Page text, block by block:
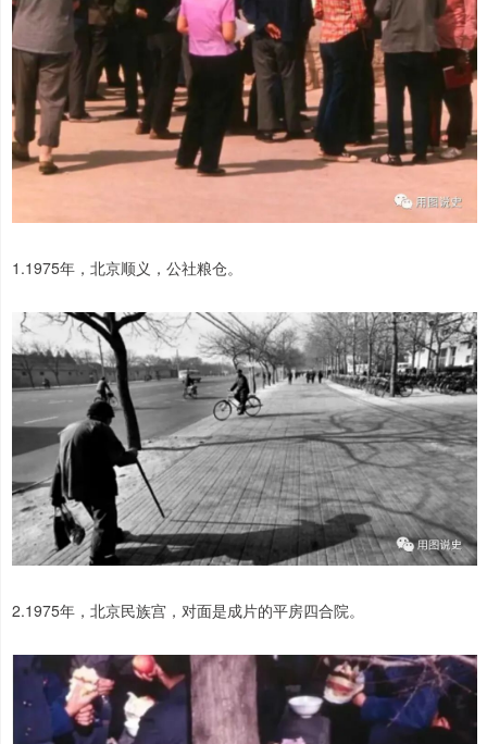
1.1975年，北京顺义，公社粮仓。
2.1975年，北京民族宫，对面是成片的平房四合院。